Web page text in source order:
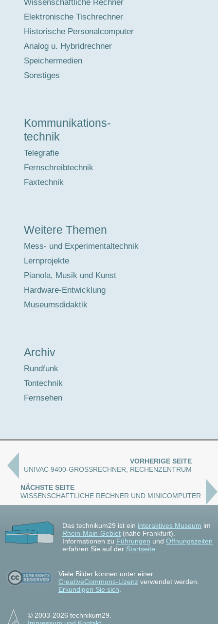
Wissenschaftliche Rechner
Elektronische Tischrechner
Historische Personalcomputer
Analog u. Hybridrechner
Speichermedien
Sonstiges
Kommunikations-
technik
Telegrafie
Fernschreibtechnik
Faxtechnik
Weitere Themen
Mess- und Experimentaltechnik
Lernprojekte
Pianola, Musik und Kunst
Hardware-Entwicklung
Museumsdidaktik
Archiv
Rundfunk
Tontechnik
Fernsehen
VORHERIGE SEITE
UNIVAC 9400-GROSSRECHNER, RECHENZENTRUM
NÄCHSTE SEITE
WISSENSCHAFTLICHE RECHNER UND MINICOMPUTER
Das technikum29 ist ein interaktives Museum im
Rhein-Main-Gebiet (nahe Frankfurt).
Informationen zu Führungen und Öffnungszeiten
erfahren Sie auf der Startseite
Viele Bilder können unter einer
CreativeCommons-Lizenz verwendet werden.
Erkundigen Sie sich
© 2003-2026 technikum29.